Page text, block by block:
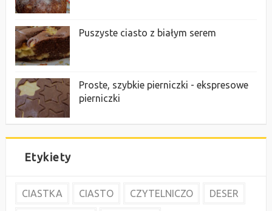
Puszyste ciasto z białym serem
Proste, szybkie pierniczki - ekspresowe
pierniczki
Etykiety
CIASTKA CIASTO CZYTELNICZO DESER